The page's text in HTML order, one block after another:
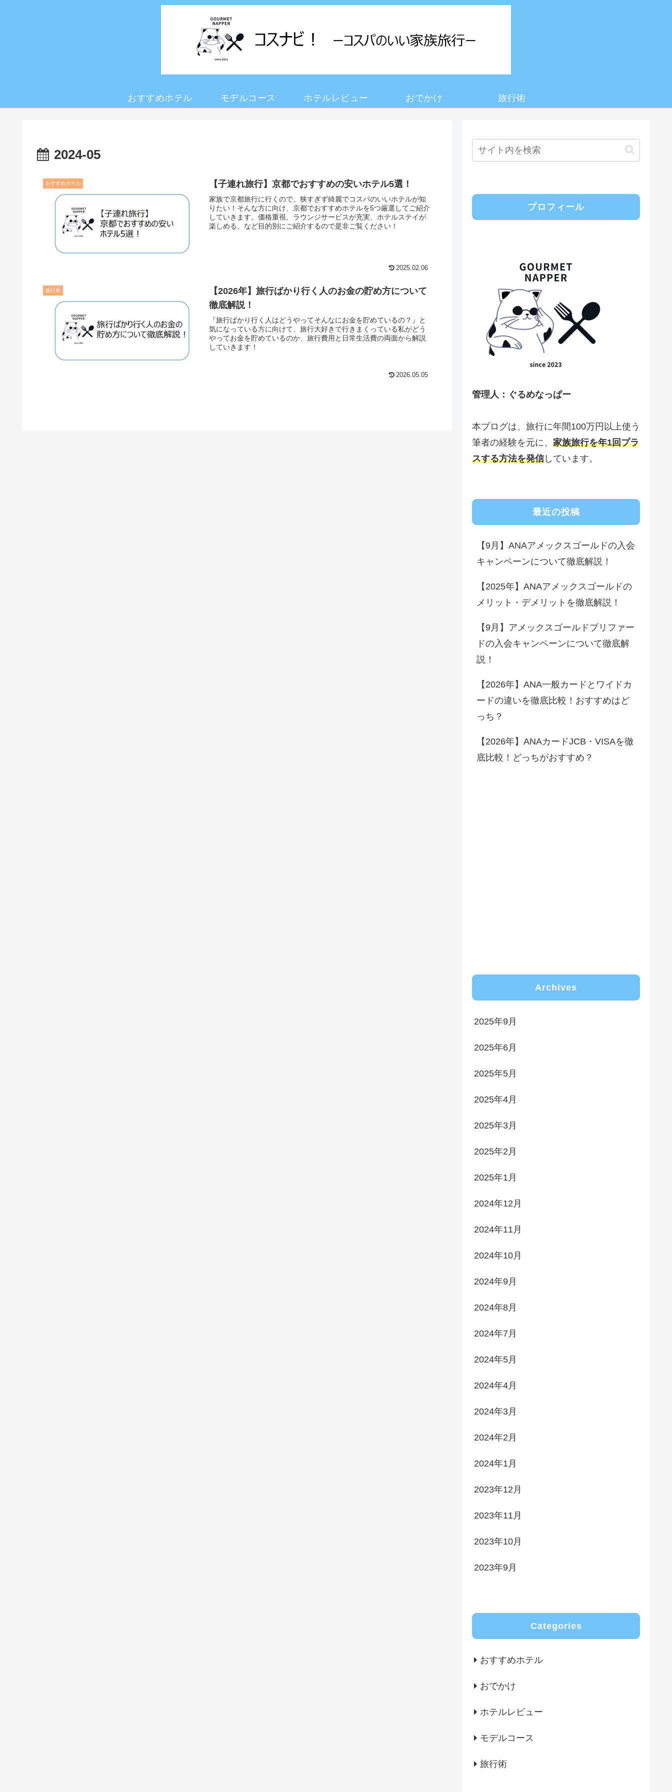
おすすめホテル モデルコース ホテルレビュー おでかけ 旅行術
2024-05
おすすめホテル 【子連れ旅行】京都でおすすめの安いホテル5選！
家族で京都旅行に行くので、狭すぎず綺麗でコスパのいいホテルが知
りたい！そんな方に向け、京都でおすすめホテルを5つ厳選してご紹介
していきます。価格重視、ラウンジサービスが充実、ホテルステイが
楽しめる、など目的別にご紹介するので是非ご覧ください！
2025.02.06
旅行術
【2026年】旅行ばかり行く人のお金の貯め方について
徹底解説！
『旅行ばかり行く人はどうやってそんなにお金を貯めているの？』と
気になっている方に向けて、旅行大好きで行きまくっている私がどう
やってお金を貯めているのか、旅行費用と日常生活費の両面から解説
していきます！
2026.05.05
プロフィール
管理人：ぐるめなっぱー
本ブログは、旅行に年間100万円以上使う
筆者の経験を元に、 家族旅行を年1回プラ
スする方法を発信しています。
最近の投稿
【9月】ANAアメックスゴールドの入会
キャンペーンについて徹底解説！
【2025年】ANAアメックスゴールドの
メリット・デメリットを徹底解説！
【9月】アメックスゴールドプリファー
ドの入会キャンペーンについて徹底解
説！
【2026年】ANA一般カードとワイドカ
ードの違いを徹底比較！おすすめはど
っち？
【2026年】ANAカードJCB・VISAを徹
底比較！どっちがおすすめ？
Archives
2025年9月
2025年6月
2025年5月
2025年4月
2025年3月
2025年2月
2025年1月
2024年12月
2024年11月
2024年10月
2024年9月
2024年8月
2024年7月
2024年5月
2024年4月
2024年3月
2024年2月
2024年1月
2023年12月
2023年11月
2023年10月
2023年9月
Categories
おすすめホテル
おでかけ
ホテルレビュー
モデルコース
旅行術